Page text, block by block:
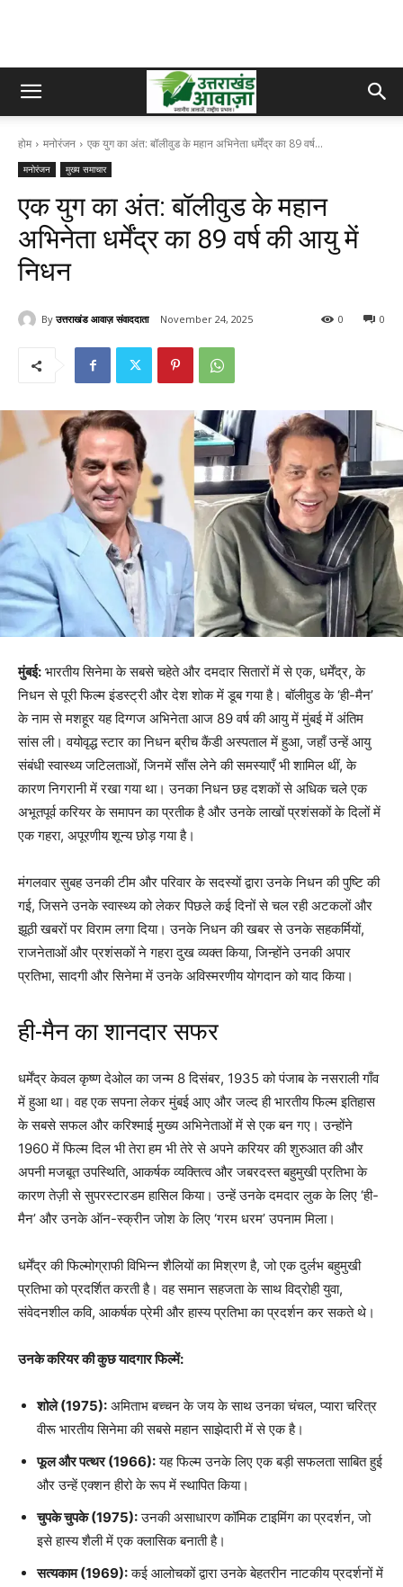
होम मनोरंजन एक युग का अंत: बॉलीवुड के महान अभिनेता धर्मेंद्र का 89 वर्ष...
मनोरंजन मुख्य समाचार
एक युग का अंत: बॉलीवुड के महान
अभिनेता धर्मेंद्र का 89 वर्ष की आयु में
निधन
By उत्तराखंड आवाज़ संवाददाता November 24, 2025 0
0
मुंबई: भारतीय सिनेमा के सबसे चहेते और दमदार सितारों में से एक, धर्मेंद्र, के
निधन से पूरी फिल्म इंडस्ट्री और देश शोक में डूब गया है। बॉलीवुड के ‘ही-मैन’
के नाम से मशहूर यह दिग्गज अभिनेता आज 89 वर्ष की आयु में मुंबई में अंतिम
सांस ली। वयोवृद्ध स्टार का निधन ब्रीच कैंडी अस्पताल में हुआ, जहाँ उन्हें आयु
संबंधी स्वास्थ्य जटिलताओं, जिनमें साँस लेने की समस्याएँ भी शामिल थीं, के
कारण निगरानी में रखा गया था। उनका निधन छह दशकों से अधिक चले एक
अभूतपूर्व करियर के समापन का प्रतीक है और उनके लाखों प्रशंसकों के दिलों में
एक गहरा, अपूरणीय शून्य छोड़ गया है।
मंगलवार सुबह उनकी टीम और परिवार के सदस्यों द्वारा उनके निधन की पुष्टि की
गई, जिसने उनके स्वास्थ्य को लेकर पिछले कई दिनों से चल रही अटकलों और
झूठी खबरों पर विराम लगा दिया। उनके निधन की खबर से उनके सहकर्मियों,
राजनेताओं और प्रशंसकों ने गहरा दुख व्यक्त किया, जिन्होंने उनकी अपार
प्रतिभा, सादगी और सिनेमा में उनके अविस्मरणीय योगदान को याद किया।
ही-मैन का शानदार सफर
धर्मेंद्र केवल कृष्ण देओल का जन्म 8 दिसंबर, 1935 को पंजाब के नसराली गाँव
में हुआ था। वह एक सपना लेकर मुंबई आए और जल्द ही भारतीय फिल्म इतिहास
के सबसे सफल और करिश्माई मुख्य अभिनेताओं में से एक बन गए। उन्होंने
1960 में फिल्म दिल भी तेरा हम भी तेरे से अपने करियर की शुरुआत की और
अपनी मजबूत उपस्थिति, आकर्षक व्यक्तित्व और जबरदस्त बहुमुखी प्रतिभा के
कारण तेज़ी से सुपरस्टारडम हासिल किया। उन्हें उनके दमदार लुक के लिए ‘ही-
मैन’ और उनके ऑन-स्क्रीन जोश के लिए ‘गरम धरम’ उपनाम मिला।
धर्मेंद्र की फिल्मोग्राफी विभिन्न शैलियों का मिश्रण है, जो एक दुर्लभ बहुमुखी
प्रतिभा को प्रदर्शित करती है। वह समान सहजता के साथ विद्रोही युवा,
संवेदनशील कवि, आकर्षक प्रेमी और हास्य प्रतिभा का प्रदर्शन कर सकते थे।
उनके करियर की कुछ यादगार फिल्में:
शोले (1975): अमिताभ बच्चन के जय के साथ उनका चंचल, प्यारा चरित्र
वीरू भारतीय सिनेमा की सबसे महान साझेदारी में से एक है।
फूल और पत्थर (1966):यह फिल्म उनके लिए एक बड़ी सफलता साबित हुई
और उन्हें एक्शन हीरो के रूप में स्थापित किया।
चुपके चुपके (1975):उनकी असाधारण कॉमिक टाइमिंग का प्रदर्शन, जो
इसे हास्य शैली में एक क्लासिक बनाती है।
सत्यकाम (1969):कई आलोचकों द्वारा उनके बेहतरीन नाटकीय प्रदर्शनों में